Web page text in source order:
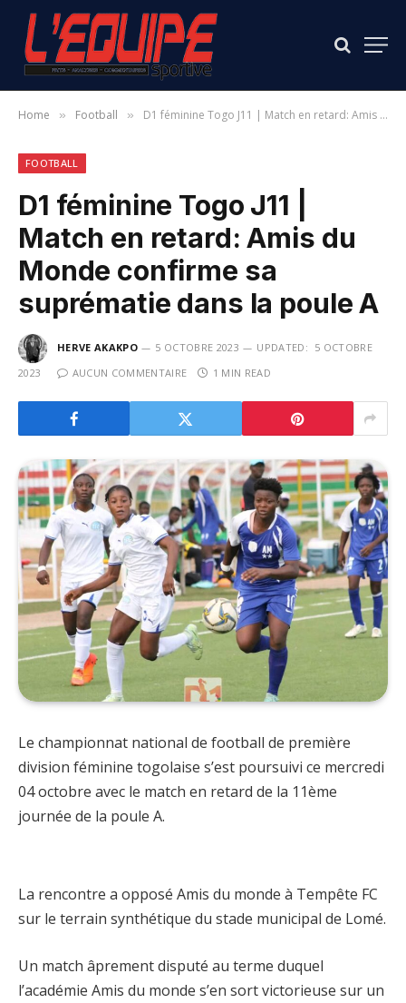
Home » Football » D1 féminine Togo J11 | Match en retard: Amis du Monde confirme sa suprématie dans la poule A
FOOTBALL
D1 féminine Togo J11 |
Match en retard: Amis du
Monde confirme sa
suprématie dans la poule A
HERVE AKAKPO 5 OCTOBRE 2023 UPDATED: 5 OCTOBRE
2023
AUCUN COMMENTAIRE 1 MIN READ
Le championnat national de football de première
division féminine togolaise s’est poursuivi ce mercredi
04 octobre avec le match en retard de la 11ème
journée de la poule A.
La rencontre a opposé Amis du monde à Tempête FC
sur le terrain synthétique du stade municipal de Lomé.
Un match âprement disputé au terme duquel
l’académie Amis du monde s’en sort victorieuse sur un